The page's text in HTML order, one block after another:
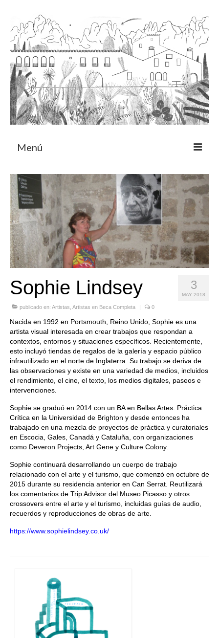
Menú
Acerca
Programa de residencia
CRUCERO
Quedate con nosotras
Archivo
Idioma:
3
MAY 2018
Sophie Lindsey
publicado en: Artistas Artistas en Beca Completa | 0
Nacida en 1992 en Portsmouth, Reino Unido, Sophie es una
artista visual interesada en crear trabajos que respondan a
contextos, entornos y situaciones específicos. Recientemente,
esto incluyó tiendas de regalos de la galería y espacio público
infrautilizado en el norte de Inglaterra. Su trabajo se deriva de
las observaciones y existe en una variedad de medios, incluidos
el rendimiento, el cine, el texto, los medios digitales, paseos e
intervenciones.
Sophie se graduó en 2014 con un BA en Bellas Artes: Práctica
Crítica en la Universidad de Brighton y desde entonces ha
trabajado en una mezcla de proyectos de práctica y curatoriales
en Escocia, Gales, Canadá y Cataluña, con organizaciones
como Deveron Projects, Art Gene y Culture Colony.
Sophie continuará desarrollando un cuerpo de trabajo
relacionado con el arte y el turismo, que comenzó en octubre de
2015 durante su residencia anterior en Can Serrat. Reutilizará
los comentarios de Trip Advisor del Museo Picasso y otros
crossovers entre el arte y el turismo, incluidas guías de audio,
recuerdos y reproducciones de obras de arte.
https://www.sophielindsey.co.uk/